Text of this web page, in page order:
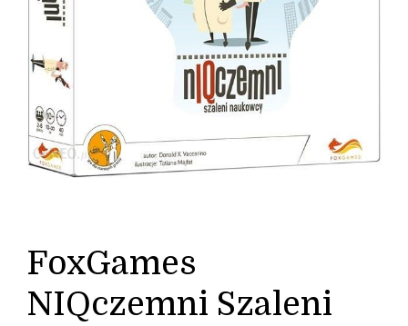
FoxGames
NIQczemni Szaleni